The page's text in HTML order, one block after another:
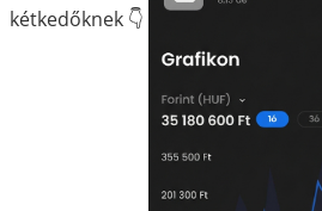
kétkedőknek 👇